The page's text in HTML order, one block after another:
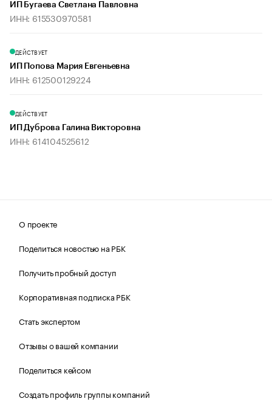
ИП Бугаева Светлана Павловна
ИНН: 615530970581
ДЕЙСТВУЕТ
ИП Попова Мария Евгеньевна
ИНН: 612500129224
ДЕЙСТВУЕТ
ИП Дуброва Галина Викторовна
ИНН: 614104525612
О проекте
Поделиться новостью на РБК
Получить пробный доступ
Корпоративная подписка РБК
Стать экспертом
Отзывы о вашей компании
Поделиться кейсом
Создать профиль группы компаний